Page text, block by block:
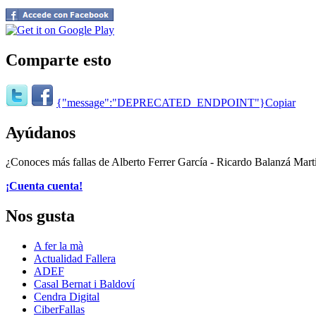
Comparte esto
{"message":"DEPRECATED_ENDPOINT"}Copiar
Ayúdanos
¿Conoces más fallas de Alberto Ferrer García - Ricardo Balanzá
¡Cuenta cuenta!
Nos gusta
A fer la mà
Actualidad Fallera
ADEF
Casal Bernat i Baldoví
Cendra Digital
CiberFallas